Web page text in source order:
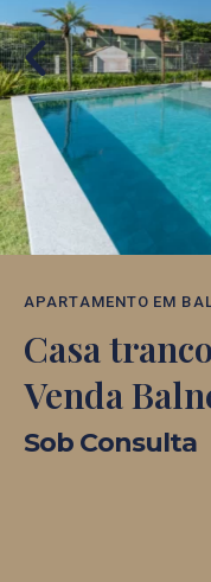
APARTAMENTO EM
Casa
Venda
Sob Consulta